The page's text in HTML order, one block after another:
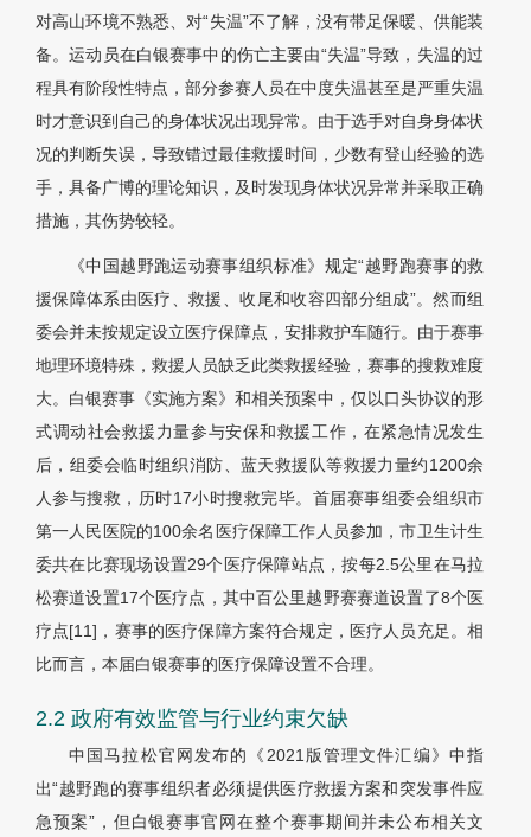
对高山环境不熟悉、对“失温”不了解，没有带足保暖、供能装
备。运动员在白银赛事中的伤亡主要由“失温”导致，失温的过
程具有阶段性特点，部分参赛人员在中度失温甚至是严重失温
时才意识到自己的身体状况出现异常。由于选手对自身身体状
况的判断失误，导致错过最佳救援时间，少数有登山经验的选
手，具备广博的理论知识，及时发现身体状况异常并采取正确
措施，其伤势较轻。
《中国越野跑运动赛事组织标准》规定“越野跑赛事的救
援保障体系由医疗、救援、收尾和收容四部分组成”。然而组
委会并未按规定设立医疗保障点，安排救护车随行。由于赛事
地理环境特殊，救援人员缺乏此类救援经验，赛事的搜救难度
大。白银赛事《实施方案》和相关预案中，仅以口头协议的形
式调动社会救援力量参与安保和救援工作，在紧急情况发生
后，组委会临时组织消防、蓝天救援队等救援力量约1200余
人参与搜救，历时17小时搜救完毕。首届赛事组委会组织市
第一人民医院的100余名医疗保障工作人员参加，市卫生计生
委共在比赛现场设置29个医疗保障站点，按每2.5公里在马拉
松赛道设置17个医疗点，其中百公里越野赛赛道设置了8个医
疗点[11]，赛事的医疗保障方案符合规定，医疗人员充足。相
比而言，本届白银赛事的医疗保障设置不合理。
2.2 政府有效监管与行业约束欠缺
中国马拉松官网发布的《2021版管理文件汇编》中指
出“越野跑的赛事组织者必须提供医疗救援方案和突发事件应
急预案”，但白银赛事官网在整个赛事期间并未公布相关文